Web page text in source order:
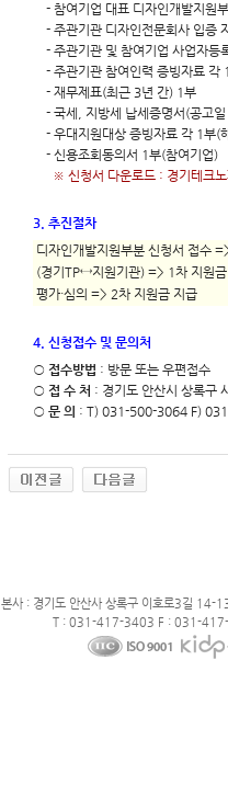
- 참여기업 대표 디자인개발지원
- 주관기관 디자인전문회사 입증
- 주관기관 및 참여기업 사업자등
- 주관기관 참여인력 증빙자료 각
- 재무제표(최근 3년 간) 1부
- 국세, 지방세 납세증명서(공고
- 우대지원대상 증빙자료 각 1부(
- 신용조회동의서 1부(참여기업)
※ 신청서 다운로드 : 경기테크
3. 추진절차
디자인개발지원부분 신청서 접수
(경기TP↔지원기관) => 1차 지원
평가·심의 => 2차 지원금 지급
4. 신청접수 및 문의처
○ 접수방법 : 방문 또는 우편접수
○ 접 수 처 : 경기도 안산시 상록구
○ 문 의 : T) 031-500-3064 F)
본사 : 경기도 안산사 상록구 이호로3길 14-
T : 031-417-3403 F : 031-